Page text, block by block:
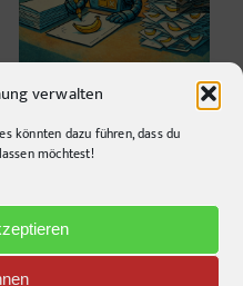
verwalten
könnten dazu führen, dass du
möchtest!
Dein Login, dein Style
zunehmende Hitze